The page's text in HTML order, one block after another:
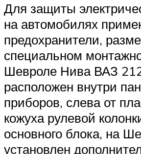
Для защиты
на автомобилях
предохранители,
специальном
Шевроле Нива ВАЗ
расположен внутри
приборов, слева от
кожуха рулевой
основного блока, на
установлен